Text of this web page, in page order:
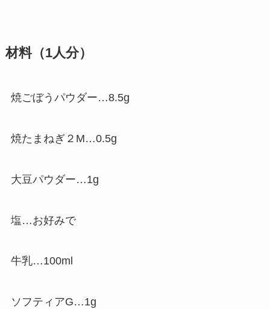
材料（1人分）
焼ごぼうパウダー…8.5g
焼たまねぎ２M…0.5g
大豆パウダー…1g
塩…お好みで
牛乳…100ml
ソフティアG…1g